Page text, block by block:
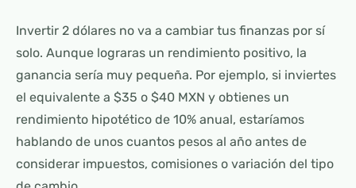
Invertir 2 dólares no va a cambiar tus finanzas por sí
solo. Aunque lograras un rendimiento positivo, la
ganancia sería muy pequeña. Por ejemplo, si inviertes
el equivalente a $35 o $40 MXN y obtienes un
rendimiento hipotético de 10% anual, estaríamos
hablando de unos cuantos pesos al año antes de
considerar impuestos, comisiones o variación del tipo